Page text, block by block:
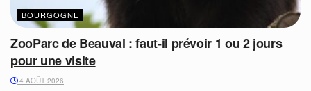
BOURGOGNE
ZooParc de Beauval : faut-il prévoir 1 ou 2 jours
pour une visite
4 AOÛT 2026